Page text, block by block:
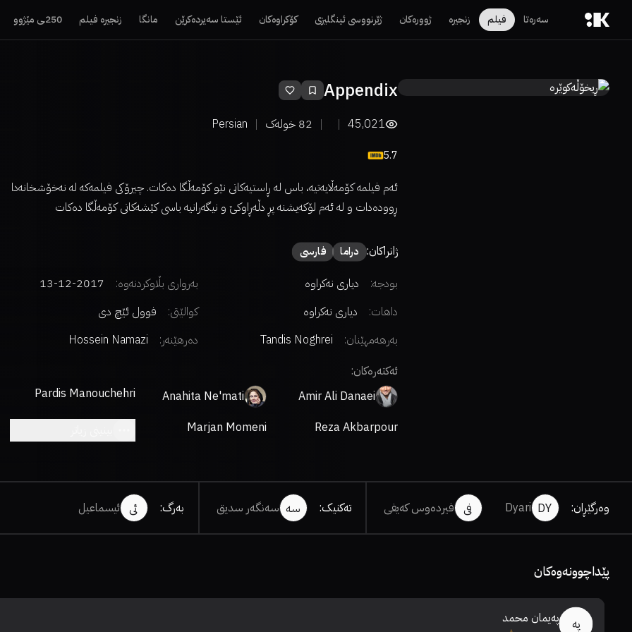
سەرەتا فیلم زنجیرە ژوورەکان ژێرنووسی ئینگلیزی کۆکراوەکان ئێستا سەیردەکرێن مانگا زنجیرە فیلم 250ـی مێژوو
Appendix
45,021
82 خولەک Persian
5.7
ئەم فیلمه کۆمەڵایەتیە، باس لە ڕاستیەکانی نێو کۆمەڵگا دەکات. چیرۆکی فیلمەکە لە نەخۆشخانەدا
ڕوودەدات و لە ئەم لۆکەیشنە پڕ دڵەڕاوکێ و نیگەرانیە باسی کێشەکانی کۆمەڵگا دەکات
ژانراکان: دراما فارسی
بودجە: دیاری نەکراوە بەرواری بڵاوکردنەوە:
2017-12-13
داهات:
دیاری نەکراوە کوالێتی:
فوول ئێچ دی
بەرهەمهێنان:
Tandis Noghrei دەرهێنەر:
Hossein Namazi
ئەکتەرەکان:
Amir Ali Danaei
Anahita Ne'mati
Pardis Manouchehri
Reza Akbarpour
Marjan Momeni
وەرگێڕان:
DY
Dyari فی فیردەوس کەیفی تەکنیک: سە سەنگەر سدیق بەرگ: ئی ئیسماعیل
پێداچوونەوەکان
پە پەیمان محمد